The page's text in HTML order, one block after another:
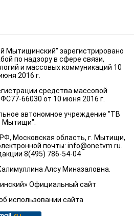
Мытищинский" зарегистрировано
по надзору в сфере связи,
и массовых коммуникаций 10
2016 г.
средства массовой
66030 от 10 июня 2016 г.
автономное учреждение "ТВ
Мытищи".
Московская область, г. Мытищи,
почты: info@onetvm.ru.
8(495) 786-54-04
Алсу Миназаловна.
Официальный сайт
использовании сайта